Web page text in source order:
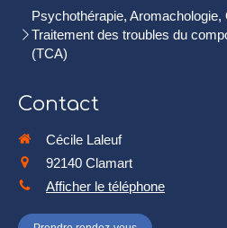
Psychothérapie, Aromachologie,
Traitement des troubles du
(TCA)
Contact
Cécile Laleuf
92140 Clamart
Afficher le téléphone